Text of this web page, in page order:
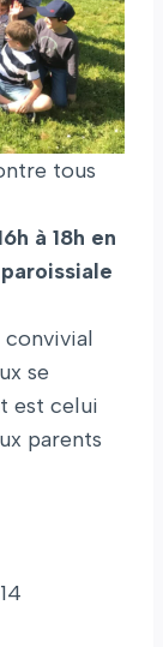
tous
à 18h en
convivial
se
est celui
parents